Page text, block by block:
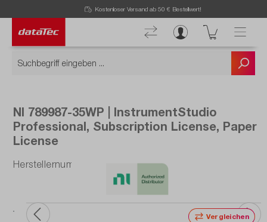
Kostenloser Versand ab 50 € Bestellwert!
NI 789987-35WP | InstrumentStudio
Professional, Subscription License, Paper
License
Herstellernummer: 789987-35WP
Vergleichen
Now viewing Highlights section